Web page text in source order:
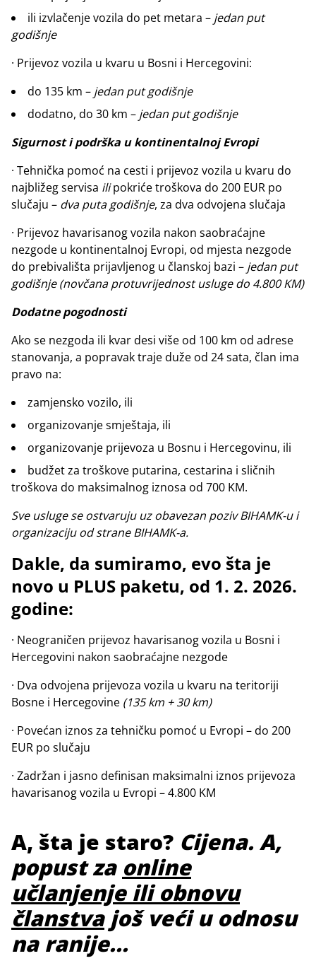
ili izvlačenje vozila do pet metara – jedan put
godišnje
· Prijevoz vozila u kvaru u Bosni i Hercegovini:
do 135 km – jedan put godišnje
dodatno, do 30 km – jedan put godišnje
Sigurnost i podrška u kontinentalnoj Evropi
· Tehnička pomoć na cesti i prijevoz vozila u kvaru do
najbližeg servisa ilipokriće troškova do 200 EUR po
slučaju – dva puta godišnje, za dva odvojena slučaja
· Prijevoz havarisanog vozila nakon saobraćajne
nezgode u kontinentalnoj Evropi, od mjesta nezgode
do prebivališta prijavljenog u članskoj bazi – jedan put
godišnje (novčana protuvrijednost usluge do 4.800 KM)
Dodatne pogodnosti
Ako se nezgoda ili kvar desi više od 100 km od adrese
stanovanja, a popravak traje duže od 24 sata, član ima
pravo na:
zamjensko vozilo, ili
organizovanje smještaja, ili
organizovanje prijevoza u Bosnu i Hercegovinu, ili
budžet za troškove putarina, cestarina i sličnih
troškova do maksimalnog iznosa od 700 KM.
Sve usluge se ostvaruju uz obavezan poziv BIHAMK-u i
organizaciju od strane BIHAMK-a.
Dakle, da sumiramo, evo šta je
novo u PLUS paketu, od 1. 2. 2026.
godine:
· Neograničen prijevoz havarisanog vozila u Bosni i
Hercegovini nakon saobraćajne nezgode
· Dva odvojena prijevoza vozila u kvaru na teritoriji
Bosne i Hercegovine (135 km + 30 km)
· Povećan iznos za tehničku pomoć u Evropi – do 200
EUR po slučaju
· Zadržan i jasno definisan maksimalni iznos prijevoza
havarisanog vozila u Evropi – 4.800 KM
A, šta je staro? Cijena. A,
popust za online
učlanjenje ili obnovu
članstvajoš veći u odnosu
na ranije...